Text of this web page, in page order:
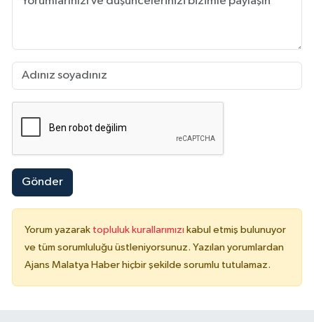
Gönder
Yorum yazarak topluluk kurallarımızı kabul etmiş bulunuyor
ve tüm sorumluluğu üstleniyorsunuz. Yazılan yorumlardan
Ajans Malatya Haber hiçbir şekilde sorumlu tutulamaz.